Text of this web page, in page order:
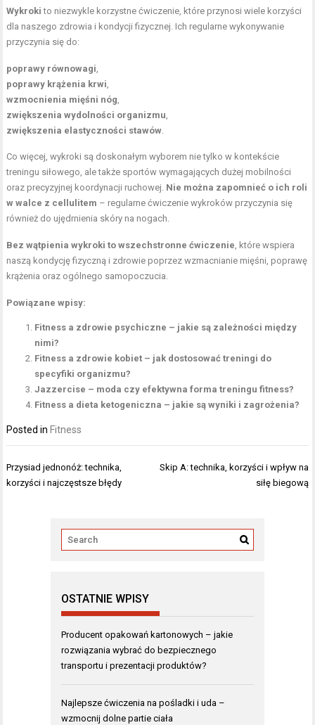
Wykroki to niezwykle korzystne ćwiczenie, które przynosi wiele korzyści
dla naszego zdrowia i kondycji fizycznej. Ich regularne wykonywanie
przyczynia się do:
poprawy równowagi,
poprawy krążenia krwi,
wzmocnienia mięśni nóg,
zwiększenia wydolności organizmu,
zwiększenia elastyczności stawów.
Co więcej, wykroki są doskonałym wyborem nie tylko w kontekście
treningu siłowego, ale także sportów wymagających dużej mobilności
oraz precyzyjnej koordynacji ruchowej. Nie można zapomnieć o ich roli
w walce z cellulitem – regularne ćwiczenie wykroków przyczynia się
również do ujędrnienia skóry na nogach.
Bez wątpienia wykroki to wszechstronne ćwiczenie, które wspiera
naszą kondycję fizyczną i zdrowie poprzez wzmacnianie mięśni, poprawę
krążenia oraz ogólnego samopoczucia.
Powiązane wpisy:
Fitness a zdrowie psychiczne – jakie są zależności między
nimi?
Fitness a zdrowie kobiet – jak dostosować treningi do
specyfiki organizmu?
Jazzercise – moda czy efektywna forma treningu fitness?
Fitness a dieta ketogeniczna – jakie są wyniki i zagrożenia?
Posted in Fitness
Nawigacja
wpisu
Przysiad jednonóż: technika,
korzyści i najczęstsze błędy
Skip A: technika, korzyści i wpływ na
siłę biegową
OSTATNIE WPISY
Producent opakowań kartonowych – jakie
rozwiązania wybrać do bezpiecznego
transportu i prezentacji produktów?
Najlepsze ćwiczenia na pośladki i uda –
wzmocnij dolne partie ciała